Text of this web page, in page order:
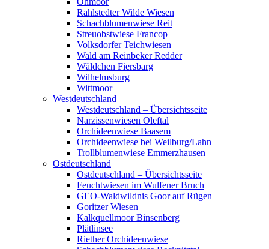
Rahlstedter Wilde Wiesen
Schachblumenwiese Reit
Streuobstwiese Francop
Volksdorfer Teichwiesen
Wald am Reinbeker Redder
Wäldchen Fiersbarg
Wilhelmsburg
Wittmoor
Westdeutschland
Westdeutschland – Übersichtsseite
Narzissenwiesen Oleftal
Orchideenwiese Baasem
Orchideenwiese bei Weilburg/Lahn
Trollblumenwiese Emmerzhausen
Ostdeutschland
Ostdeutschland – Übersichtsseite
Feuchtwiesen im Wulfener Bruch
GEO-Waldwildnis Goor auf Rügen
Goritzer Wiesen
Kalkquellmoor Binsenberg
Plätlinsee
Riether Orchideenwiese